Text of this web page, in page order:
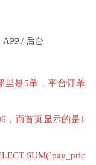
/ 后台
里是5单，平台订单
，而首页显示的是1
SUM(`pay_pric